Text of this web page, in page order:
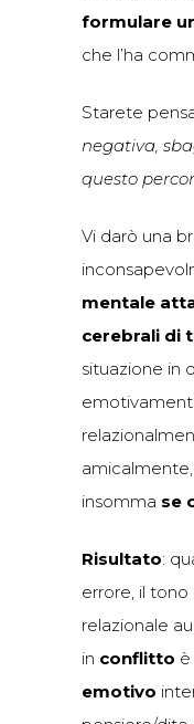
formulare
che l’ha
Starete
negativa,
questo
Vi darò una
mentale
cerebrali di
situazione in
insomma se
Risultato:
errore, il tono
relazionale
in conflitto è
emotivo